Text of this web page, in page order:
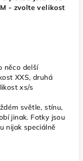
- zvolte velikost
něco delší
XXS, druhá
xs/s
světle, stínu,
jinak. Fotky jsou
nijak speciálně